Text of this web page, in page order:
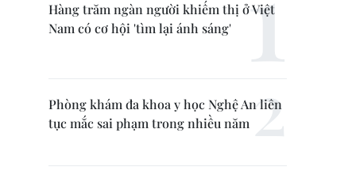
Hàng trăm ngàn người khiếm thị ở Việt
Nam có cơ hội 'tìm lại ánh sáng'
Phòng khám đa khoa y học Nghệ An liên
tục mắc sai phạm trong nhiều năm